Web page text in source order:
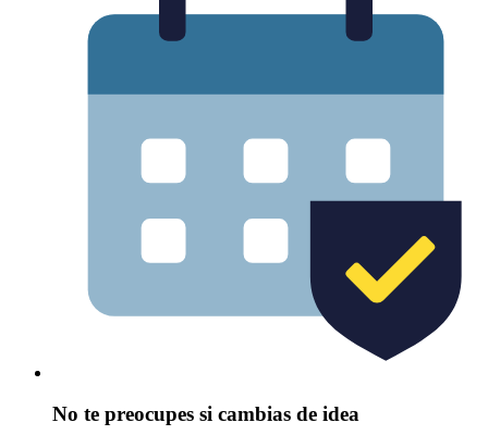
No te preocupes si cambias de idea